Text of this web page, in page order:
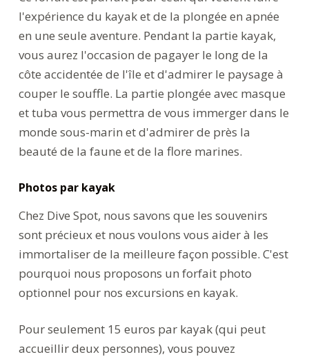
l'expérience du kayak et de la plongée en apnée
en une seule aventure. Pendant la partie kayak,
vous aurez l'occasion de pagayer le long de la
côte accidentée de l'île et d'admirer le paysage à
couper le souffle. La partie plongée avec masque
et tuba vous permettra de vous immerger dans le
monde sous-marin et d'admirer de près la
beauté de la faune et de la flore marines.
Photos par kayak
Chez Dive Spot, nous savons que les souvenirs
sont précieux et nous voulons vous aider à les
immortaliser de la meilleure façon possible. C'est
pourquoi nous proposons un forfait photo
optionnel pour nos excursions en kayak.
Pour seulement 15 euros par kayak (qui peut
accueillir deux personnes), vous pouvez